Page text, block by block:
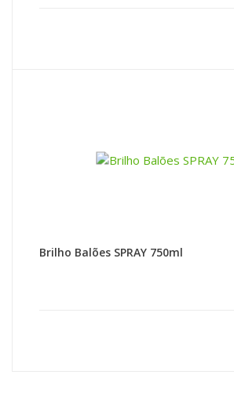
Brilho Balões SPRAY 750ml